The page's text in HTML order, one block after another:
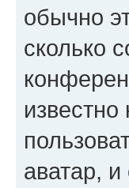
обычно
сколько
аватар, и